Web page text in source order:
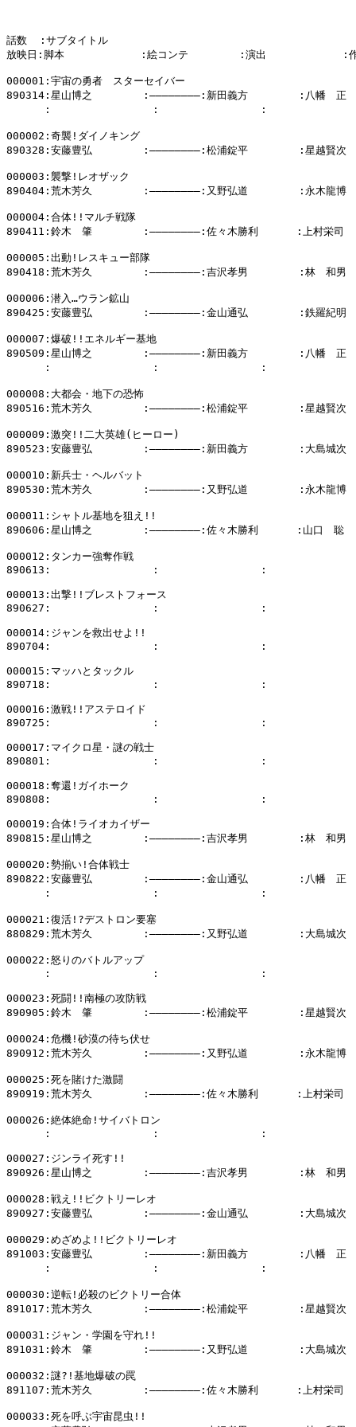
話数  :サブタイトル
放映日:脚本            :絵コンテ        :演出            :作
000001:宇宙の勇者　スターセイバー
890314:星山博之        :――――――――:新田義方        :八幡　正
:                :                :
000002:奇襲!ダイノキング
890328:安藤豊弘        :――――――――:松浦錠平        :星越賢次
000003:襲撃!レオザック
890404:荒木芳久        :――――――――:又野弘道        :永木龍博
000004:合体!!マルチ戦隊
890411:鈴木　肇        :――――――――:佐々木勝利      :上村栄司
000005:出動!レスキュー部隊
890418:荒木芳久        :――――――――:吉沢孝男        :林　和男
000006:潜入…ウラン鉱山
890425:安藤豊弘        :――――――――:金山通弘        :鉄羅紀明
000007:爆破!!エネルギー基地
890509:星山博之        :――――――――:新田義方        :八幡　正
:                :                :
000008:大都会・地下の恐怖
890516:荒木芳久        :――――――――:松浦錠平        :星越賢次
000009:激突!!二大英雄(ヒーロー)
890523:安藤豊弘        :――――――――:新田義方        :大島城次
000010:新兵士・ヘルバット
890530:荒木芳久        :――――――――:又野弘道        :永木龍博
000011:シャトル基地を狙え!!
890606:星山博之        :――――――――:佐々木勝利      :山口　聡
000012:タンカー強奪作戦
890613:                :                :
000013:出撃!!ブレストフォース
890627:                :                :
000014:ジャンを救出せよ!!
890704:                :                :
000015:マッハとタックル
890718:                :                :
000016:激戦!!アステロイド
890725:                :                :
000017:マイクロ星・謎の戦士
890801:                :                :
000018:奪還!ガイホーク
890808:                :                :
000019:合体!ライオカイザー
890815:星山博之        :――――――――:吉沢孝男        :林　和男
000020:勢揃い!合体戦士
890822:安藤豊弘        :――――――――:金山通弘        :八幡　正
:                :                :
000021:復活!?デストロン要塞
880829:荒木芳久        :――――――――:又野弘道        :大島城次
000022:怒りのバトルアップ
:                :                :
000023:死闘!!南極の攻防戦
890905:鈴木　肇        :――――――――:松浦錠平        :星越賢次
000024:危機!砂漠の待ち伏せ
890912:荒木芳久        :――――――――:又野弘道        :永木龍博
000025:死を賭けた激闘
890919:荒木芳久        :――――――――:佐々木勝利      :上村栄司
000026:絶体絶命!サイバトロン
:                :                :
000027:ジンライ死す!!
890926:星山博之        :――――――――:吉沢孝男        :林　和男
000028:戦え!!ビクトリーレオ
890927:安藤豊弘        :――――――――:金山通弘        :大島城次
000029:めざめよ!!ビクトリーレオ
891003:安藤豊弘        :――――――――:新田義方        :八幡　正
:                :                :
000030:逆転!必殺のビクトリー合体
891017:荒木芳久        :――――――――:松浦錠平        :星越賢次
000031:ジャン・学園を守れ!!
891031:鈴木　肇        :――――――――:又野弘道        :大島城次
000032:謎?!基地爆破の罠
891107:荒木芳久        :――――――――:佐々木勝利      :上村栄司
000033:死を呼ぶ宇宙昆虫!!